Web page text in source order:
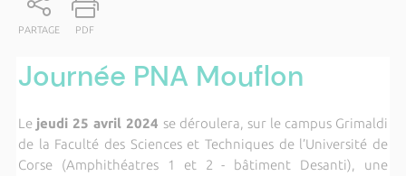
PARTAGE PDF
Journée PNA Mouflon
Le jeudi 25 avril 2024 se déroulera, sur le campus Grimaldi
de la Faculté des Sciences et Techniques de l’Université de
Corse (Amphithéatres 1 et 2 - bâtiment Desanti), une